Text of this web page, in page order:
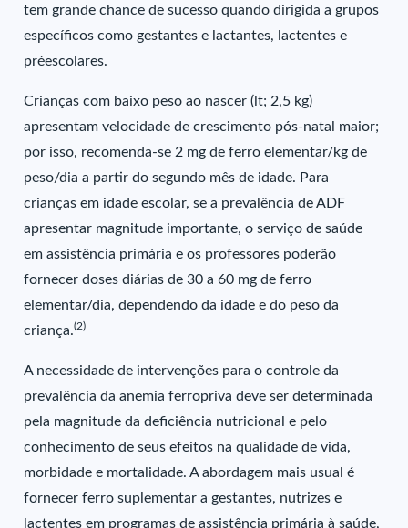
tem grande chance de sucesso quando dirigida a grupos
específicos como gestantes e lactantes, lactentes e
préescolares.
Crianças com baixo peso ao nascer (lt; 2,5 kg)
apresentam velocidade de crescimento pós-natal maior;
por isso, recomenda-se 2 mg de ferro elementar/kg de
peso/dia a partir do segundo mês de idade. Para
crianças em idade escolar, se a prevalência de ADF
apresentar magnitude importante, o serviço de saúde
em assistência primária e os professores poderão
fornecer doses diárias de 30 a 60 mg de ferro
elementar/dia, dependendo da idade e do peso da
criança.(2)
A necessidade de intervenções para o controle da
prevalência da anemia ferropriva deve ser determinada
pela magnitude da deficiência nutricional e pelo
conhecimento de seus efeitos na qualidade de vida,
morbidade e mortalidade. A abordagem mais usual é
fornecer ferro suplementar a gestantes, nutrizes e
lactentes em programas de assistência primária à saúde,